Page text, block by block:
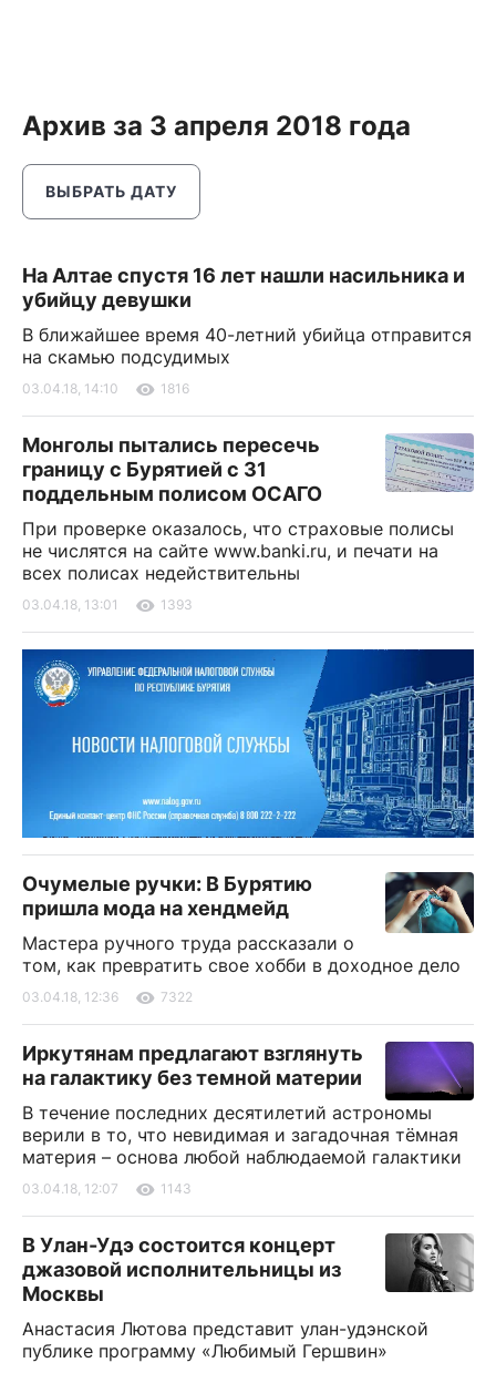
Архив за 3 апреля 2018 года
ВЫБРАТЬ ДАТУ
На Алтае спустя 16 лет нашли насильника и
убийцу девушки
В ближайшее время 40-летний убийца отправится
на скамью подсудимых
03.04.18, 14:10 1816
Монголы пытались пересечь
границу с Бурятией с 31
поддельным полисом ОСАГО
При проверке оказалось, что страховые полисы
не числятся на сайте www.banki.ru, и печати на
всех полисах недействительны
03.04.18, 13:01 1393
Очумелые ручки: В Бурятию
пришла мода на хендмейд
Мастера ручного труда рассказали о
том, как превратить свое хобби в доходное дело
03.04.18, 12:36 7322
Иркутянам предлагают взглянуть
на галактику без темной материи
В течение последних десятилетий астрономы
верили в то, что невидимая и загадочная тёмная
материя – основа любой наблюдаемой галактики
03.04.18, 12:07 1143
В Улан-Удэ состоится концерт
джазовой исполнительницы из
Москвы
Анастасия Лютова представит улан-удэнской
публике программу «Любимый Гершвин»